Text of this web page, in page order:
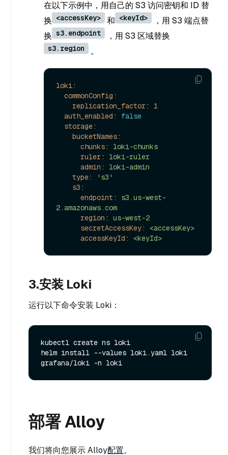
在以下示例中，用自己的 S3 访问密钥和 ID 替
换 <accessKey> 和 <keyId>
，用 S3 端点替
换 s3.endpoint ，用 S3 区域替换
s3.region 。
loki:
commonConfig:
replication_factor:
1
auth_enabled:
false
storage:
bucketNames:
chunks:
loki-chunks
ruler:
loki-ruler
admin:
loki-admin
type:
's3'
s3:
endpoint:
s3.us-west-
2.amazonaws.com
region:
us-west-2
secretAccessKey:
<accessKey>
accessKeyId:
<keyId>
3.安装 Loki
运行以下命令安装 Loki：
kubectl create ns loki
helm install --values loki.yaml loki
部署 Alloy
我们将向您展示 Alloy配置。